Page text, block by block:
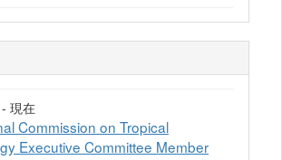
現在
Commission on Tropical
Executive Committee Member